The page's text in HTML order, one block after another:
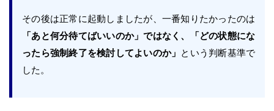
その後は正常に起動しましたが、一番知りたかったのは
「あと何分待てばいいのか」ではなく、「どの状態にな
ったら強制終了を検討してよいのか」 という判断基準で
した。